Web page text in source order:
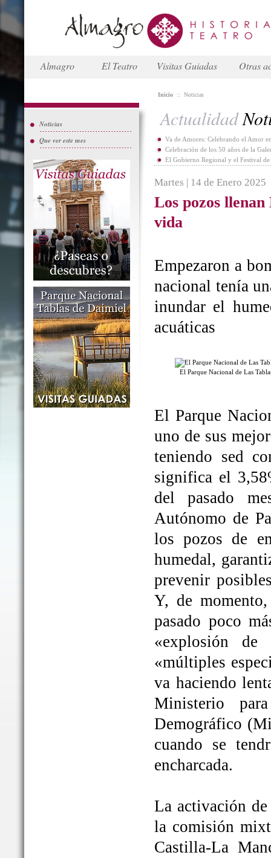
Almagro El Teatro Visitas Guiadas Otras
Noticias
Que ver este mes
Inicio :: Noticias
Actualidad
Va de Amores: Celebrando el Amor
Celebración de los 50 años de la
El Gobierno Regional y el Festival
Martes | 14 de Enero 2025
Los pozos
vida
Empezaron a
nacional tenía
inundar el
acuáticas
El Parque Nacional de Las
El Parque
uno de sus
teniendo sed
significa el
del pasado
Autónomo de
los pozos de
humedal,
prevenir
Y, de
pasado poco
«explosión
«múltiples
va haciendo
Ministerio
Demográfico
cuando se
encharcada.
La activación
la comisión
Castilla-La